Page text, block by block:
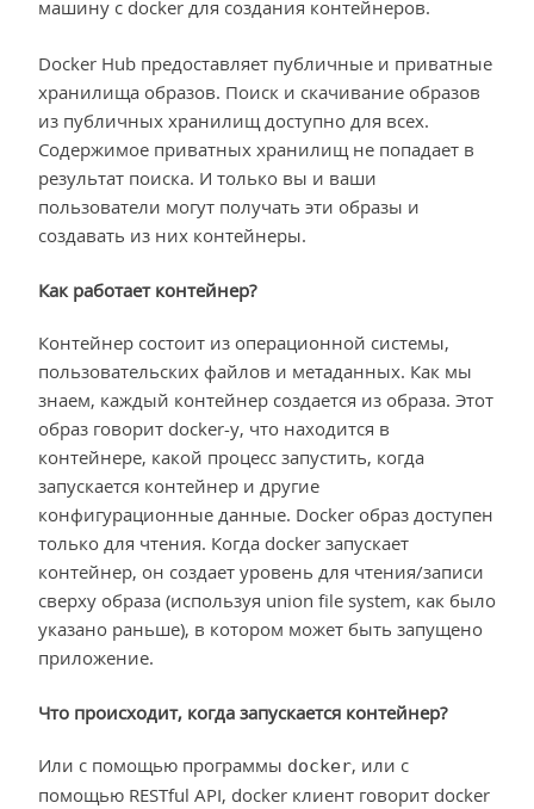
машину с docker для создания контейнеров.
Docker Hub предоставляет публичные и приватные
хранилища образов. Поиск и скачивание образов
из публичных хранилищ доступно для всех.
Содержимое приватных хранилищ не попадает в
результат поиска. И только вы и ваши
пользователи могут получать эти образы и
создавать из них контейнеры.
Как работает контейнер?
Контейнер состоит из операционной системы,
пользовательских файлов и метаданных. Как мы
знаем, каждый контейнер создается из образа. Этот
образ говорит docker-у, что находится в
контейнере, какой процесс запустить, когда
запускается контейнер и другие
конфигурационные данные. Docker образ доступен
только для чтения. Когда docker запускает
контейнер, он создает уровень для чтения/записи
сверху образа (используя union file system, как было
указано раньше), в котором может быть запущено
приложение.
Что происходит, когда запускается контейнер?
Или с помощью программы docker, или с
помощью RESTful API, docker клиент говорит docker